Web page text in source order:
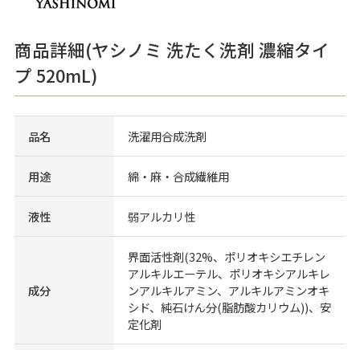
商品詳細(ヤシノミ 洗たく洗剤 濃縮タイ
プ 520mL)
品名 洗濯用合成洗剤
用途 綿・麻・合成繊維用
液性 弱アルカリ性
成分
界面活性剤(32%、ポリオキシエチレン
アルキルエーテル、ポリオキシアルキレ
ンアルキルアミン、アルキルアミンオキ
シド、純石けん分(脂肪酸カリウム))、安
定化剤